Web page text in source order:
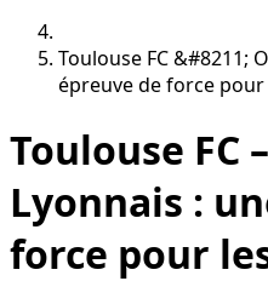
Toulouse FC &#8211;
épreuve de force pour
Toulouse FC
Lyonnais :
force pour